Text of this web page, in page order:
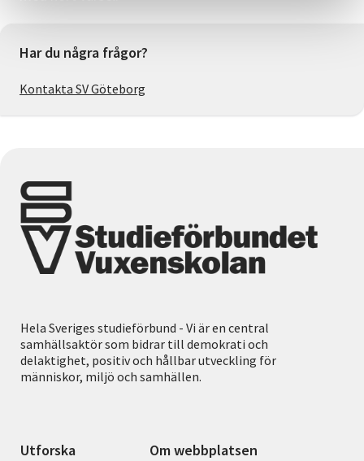
Har du några frågor?
Kontakta SV Göteborg
Hela Sveriges studieförbund - Vi är en central
samhällsaktör som bidrar till demokrati och
delaktighet, positiv och hållbar utveckling för
människor, miljö och samhällen.
Utforska Om webbplatsen